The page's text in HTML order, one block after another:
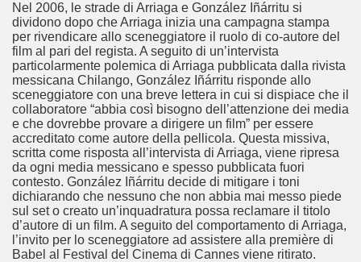
Nel 2006, le strade di Arriaga e González Iñárritu si
dividono dopo che Arriaga inizia una campagna stampa
per rivendicare allo sceneggiatore il ruolo di co-autore del
film al pari del regista. A seguito di un’intervista
particolarmente polemica di Arriaga pubblicata dalla rivista
messicana Chilango, González Iñárritu risponde allo
sceneggiatore con una breve lettera in cui si dispiace che il
collaboratore “abbia così bisogno dell’attenzione dei media
e che dovrebbe provare a dirigere un film” per essere
accreditato come autore della pellicola. Questa missiva,
scritta come risposta all’intervista di Arriaga, viene ripresa
da ogni media messicano e spesso pubblicata fuori
contesto. González Iñárritu decide di mitigare i toni
dichiarando che nessuno che non abbia mai messo piede
sul set o creato un’inquadratura possa reclamare il titolo
d’autore di un film. A seguito del comportamento di Arriaga,
l’invito per lo sceneggiatore ad assistere alla première di
Babel al Festival del Cinema di Cannes viene ritirato.